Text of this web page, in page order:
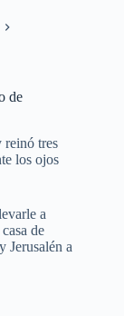
de
reinó tres
los ojos
a
de
Jerusalén a